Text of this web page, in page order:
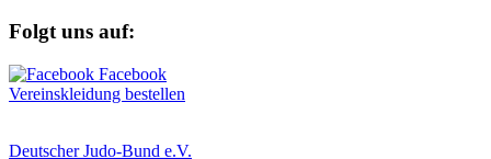
Folgt uns auf:
Vereinskleidung bestellen
Deutscher Judo-Bund e.V.